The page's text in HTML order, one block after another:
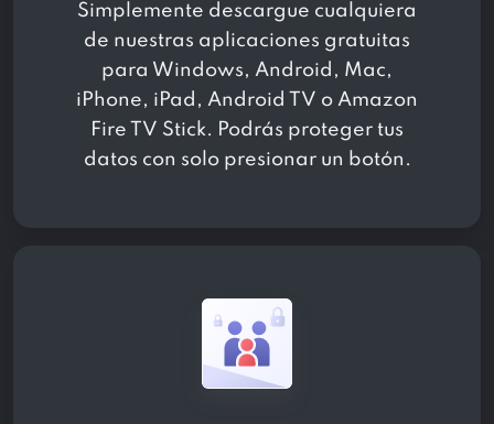
Simplemente descargue cualquiera
de nuestras aplicaciones gratuitas
para Windows, Android, Mac,
iPhone, iPad, Android TV o Amazon
Fire TV Stick. Podrás proteger tus
datos con solo presionar un botón.